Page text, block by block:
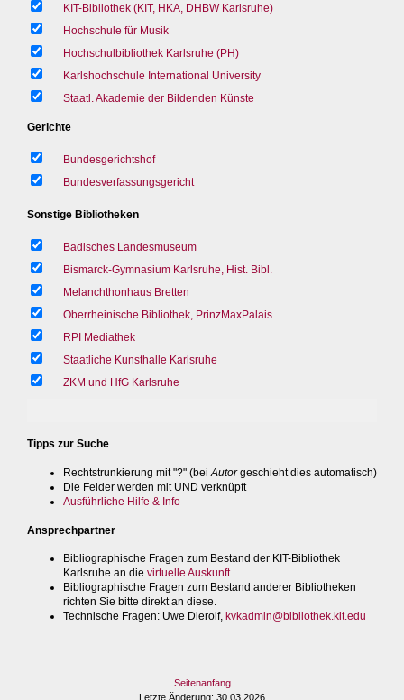
KIT-Bibliothek (KIT, HKA, DHBW Karlsruhe)
Hochschule für Musik
Hochschulbibliothek Karlsruhe (PH)
Karlshochschule International University
Staatl. Akademie der Bildenden Künste
Gerichte
Bundesgerichtshof
Bundesverfassungsgericht
Sonstige Bibliotheken
Badisches Landesmuseum
Bismarck-Gymnasium Karlsruhe, Hist. Bibl.
Melanchthonhaus Bretten
Oberrheinische Bibliothek, PrinzMaxPalais
RPI Mediathek
Staatliche Kunsthalle Karlsruhe
ZKM und HfG Karlsruhe
Tipps zur Suche
Rechtstrunkierung mit "?" (bei Autorgeschieht dies automatisch)
Die Felder werden mit UND verknüpft
Ausführliche Hilfe & Info
Ansprechpartner
Bibliographische Fragen zum Bestand der KIT-Bibliothek
Karlsruhe an die virtuelle Auskunft.
Bibliographische Fragen zum Bestand anderer Bibliotheken
richten Sie bitte direkt an diese.
Technische Fragen: Uwe Dierolf, kvkadmin@bibliothek.kit.edu
Seitenanfang
Letzte Änderung: 30.03.2026